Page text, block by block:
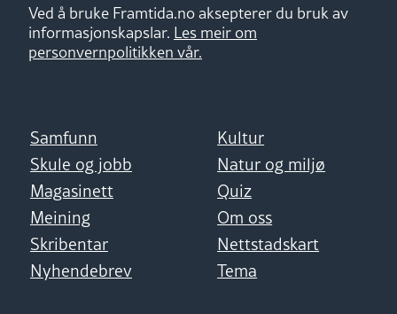
Ved å bruke Framtida.no aksepterer du bruk av
informasjonskapslar. Les meir om
personvernpolitikken vår.
Samfunn
Kultur
Skule og jobb
Natur og miljø
Magasinett
Quiz
Meining
Om oss
Skribentar
Nettstadskart
Nyhendebrev
Tema